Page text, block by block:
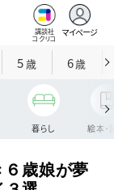
講談社
コクリコ
マイページ
5歳 6歳
暮らし 絵本・
歳娘が夢